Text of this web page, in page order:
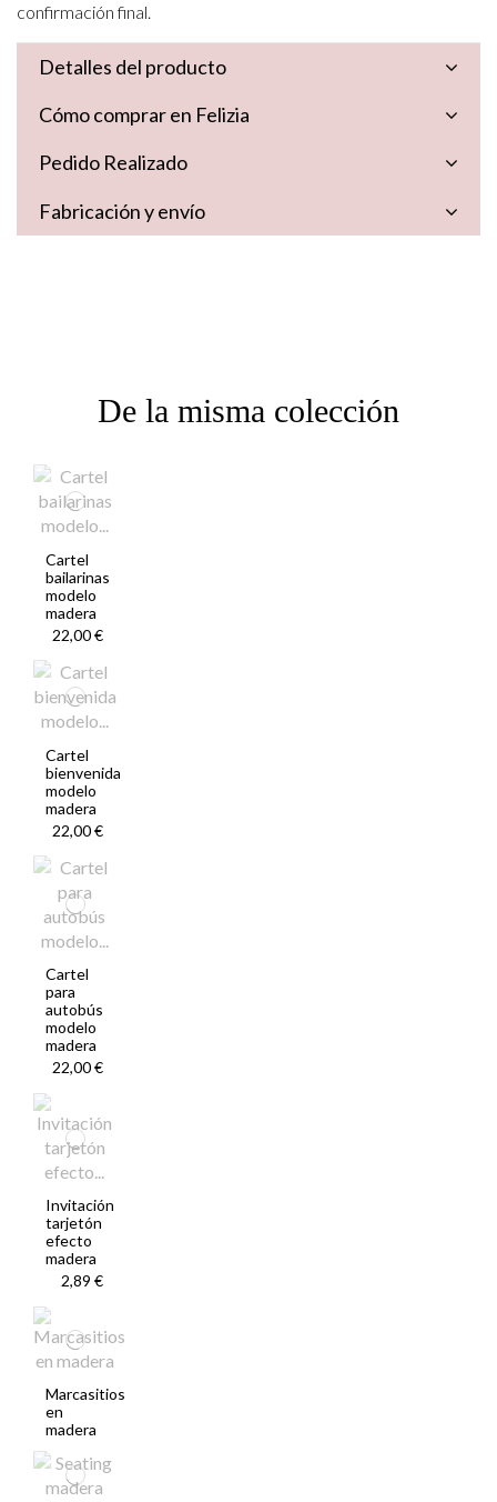
confirmación final.
Detalles del producto
Cómo comprar en Felizia
Pedido Realizado
Fabricación y envío
De la misma colección
Cartel
bailarinas
modelo
madera
22,00 €
Cartel
bienvenida
modelo
madera
22,00 €
Cartel
para
autobús
modelo
madera
22,00 €
Invitación
tarjetón
efecto
madera
2,89 €
Marcasitios
en
madera